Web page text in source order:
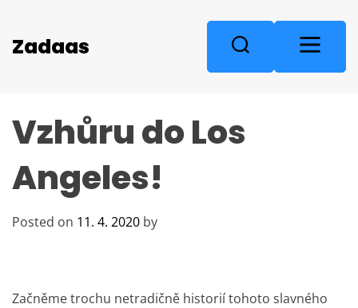
Zadaas
S
c
h
M
Vzhůru do Los
Angeles!
Posted on 11. 4. 2020 by
Začněme trochu netradičně historií tohoto slavného